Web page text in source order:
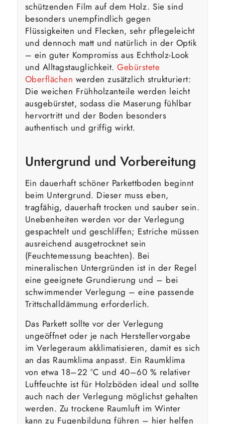
schützenden Film auf dem Holz. Sie sind
besonders unempfindlich gegen
Flüssigkeiten und Flecken, sehr pflegeleicht
und dennoch matt und natürlich in der Optik
– ein guter Kompromiss aus Echtholz-Look
und Alltagstauglichkeit.Gebürstete
Oberflächen werden zusätzlich strukturiert:
Die weichen Frühholzanteile werden leicht
ausgebürstet, sodass die Maserung fühlbar
hervortritt und der Boden besonders
authentisch und griffig wirkt.
Untergrund und Vorbereitung
Ein dauerhaft schöner Parkettboden beginnt
beim Untergrund. Dieser muss eben,
tragfähig, dauerhaft trocken und sauber sein.
Unebenheiten werden vor der Verlegung
gespachtelt und geschliffen; Estriche müssen
ausreichend ausgetrocknet sein
(Feuchtemessung beachten). Bei
mineralischen Untergründen ist in der Regel
eine geeignete Grundierung und – bei
schwimmender Verlegung – eine passende
Trittschalldämmung erforderlich.
Das Parkett sollte vor der Verlegung
ungeöffnet oder je nach Herstellervorgabe
im Verlegeraum akklimatisieren, damit es sich
an das Raumklima anpasst. Ein Raumklima
von etwa 18–22 °C und 40–60 % relativer
Luftfeuchte ist für Holzböden ideal und sollte
auch nach der Verlegung möglichst gehalten
werden. Zu trockene Raumluft im Winter
kann zu Fugenbildung führen – hier helfen